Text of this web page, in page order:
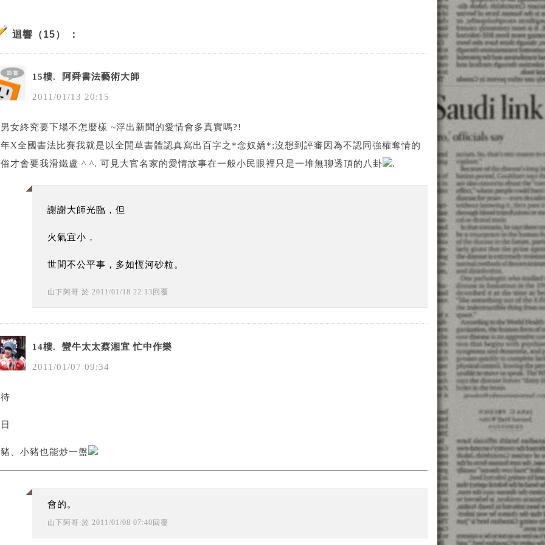
迴響（15） ：
15樓. 阿舜書法藝術大師
2011 /01 /13 20:15
女終究要下場不怎麼樣 ~浮出新聞的愛情會多真實嗎?!
X全國書法比賽我就是以全開草書體認真寫出百字之*念奴嬌*;沒想到評審因為不認同強權奪情的
才會要我滑鐵盧 ^ ^. 可見大官名家的愛情故事在一般小民眼裡只是一堆無聊透頂的八卦
.
謝謝大師光臨，但
火氣宜小，
世間不公平事，多如恆河砂粒。
山下阿哥 於 2011/01/18 22: 13 回覆
14樓. 蠻牛太太蔡湘宜 忙中作樂
2011 /01 /07 09:34
、小豬也能炒一盤
會的。
山下阿哥 於 2011 /01 /08 07:40回覆